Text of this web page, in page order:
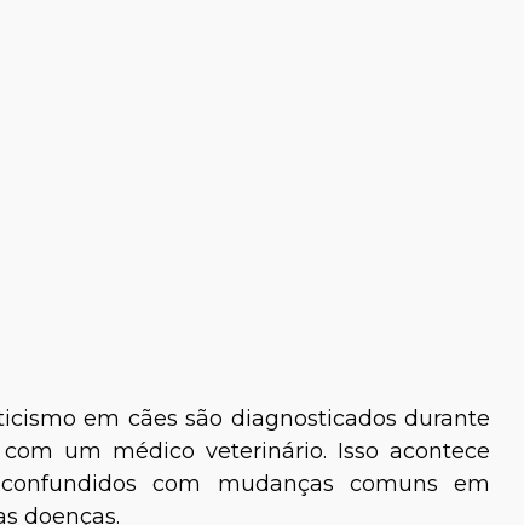
em cães são diagnosticados durante
um médico veterinário. Isso acontece
com mudanças comuns em
doenças.